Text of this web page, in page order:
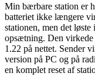
Min bærbare station er
batteriet ikke længere
stationen, men det
opsætning. Den virkede
1.22 på nettet. Sender
version på PC og på
en komplet reset af